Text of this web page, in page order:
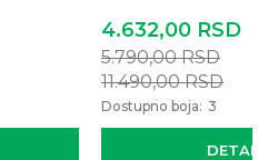
4.632,00 RSD
5.790,00RSD
11.490,00RSD
Dostupno boja: 3